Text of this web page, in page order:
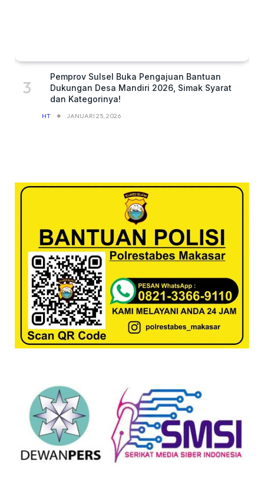
Pemprov Sulsel Buka Pengajuan Bantuan
Dukungan Desa Mandiri 2026, Simak Syarat
dan Kategorinya!
HT JANUARI 25, 2026